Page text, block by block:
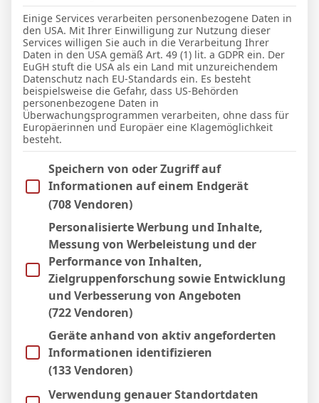
nochmal Melissa in der 50. Minute 1:3
Antwort Zitat
Themenstarter Veröffentlicht : 8. September 2025 19:09
EHH75
und nochmal Selina 68. Minute 1:4
Antwort
Einige Services verarbeiten personenbezogene Daten in
den USA. Mit Ihrer Einwilligung zur Nutzung dieser
Services willigen Sie auch in die Verarbeitung Ihrer
Daten in den USA gemäß Art. 49 (1) lit. a GDPR ein. Der
EuGH stuft die USA als ein Land mit unzureichendem
Datenschutz nach EU-Standards ein. Es besteht
beispielsweise die Gefahr, dass US-Behörden
personenbezogene Daten in
Überwachungsprogrammen verarbeiten, ohne dass für
Europäerinnen und Europäer eine Klagemöglichkeit
besteht.
Im Folgenden finden Sie eine Liste der Zwecke des IAB
Speichern von oder Zugriff auf
Informationen auf einem Endgerät
(708 Vendoren)
Personalisierte Werbung und Inhalte,
Messung von Werbeleistung und der
Performance von Inhalten,
Zielgruppenforschung sowie Entwicklung
und Verbesserung von Angeboten
(722 Vendoren)
Geräte anhand von aktiv angeforderten
Informationen identifizieren
(133 Vendoren)
Verwendung genauer Standortdaten